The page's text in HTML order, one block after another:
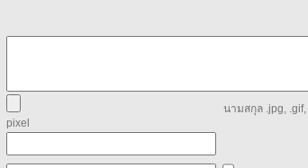
นามสกุล .jpg,
pixel